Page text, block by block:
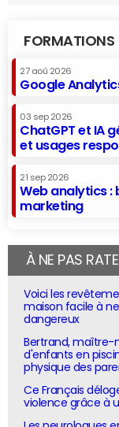
FORMATIONS
27 aoû 2026
Google
03 sep 2026
ChatGPT et IA
et usages
21 sep 2026
Web analytics :
marketing
À NE PAS
Voici les
maison facile à
dangereux
Bertrand, maître-
d'enfants en
physique des
Ce Français
violence grâce à